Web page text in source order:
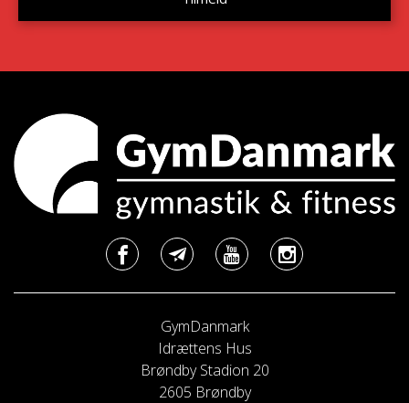
GymDanmark
Idrættens Hus
Brøndby Stadion 20
2605 Brøndby